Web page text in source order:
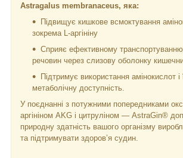
Astragalus membranaceus, яка:
Підвищує кишкове всмоктування
зокрема L-аргініну
Сприяє ефективному
речовин через слизову оболонку
Підтримує використання амінокислот і
метаболічну доступність.
У поєднанні з потужними попередниками
аргініном AKG і цитруліном — AstraGin®
природну здатність вашого організму
та підтримувати здоров’я судин.